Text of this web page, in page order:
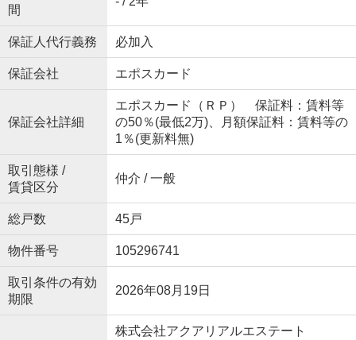
間
保証人代行義務 必加入
保証会社 エポスカード
保証会社詳細
エポスカード（ＲＰ） 保証料：賃料等
の50％(最低2万)、月額保証料：賃料等の
1％(更新料無)
取引態様 /
賃貸区分
仲介 / 一般
総戸数 45戸
物件番号 105296741
取引条件の有効
期限
2026年08月19日
株式会社アクアリアルエステート